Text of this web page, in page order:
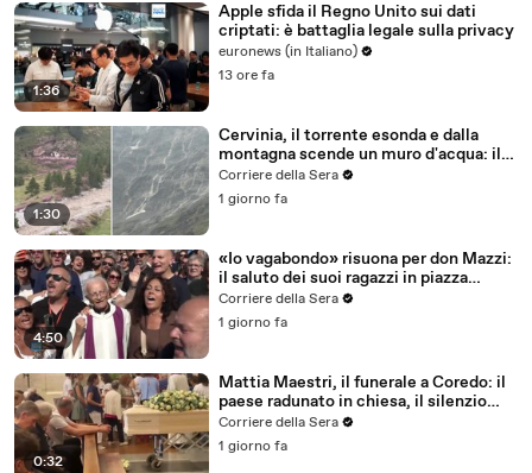
1:36
Apple sfida il Regno Unito sui dati
criptati: è battaglia legale sulla privacy
euronews (in Italiano)
13 ore fa
1:30
Cervinia, il torrente esonda e dalla
montagna scende un muro d'acqua: il
video del nubifragio
Corriere della Sera
1 giorno fa
4:50
«Io vagabondo» risuona per don Mazzi:
il saluto dei suoi ragazzi in piazza
Sant'Ambrogio
Corriere della Sera
1 giorno fa
0:32
Mattia Maestri, il funerale a Coredo: il
paese radunato in chiesa, il silenzio
della famiglia, gli abbracci
Corriere della Sera
1 giorno fa